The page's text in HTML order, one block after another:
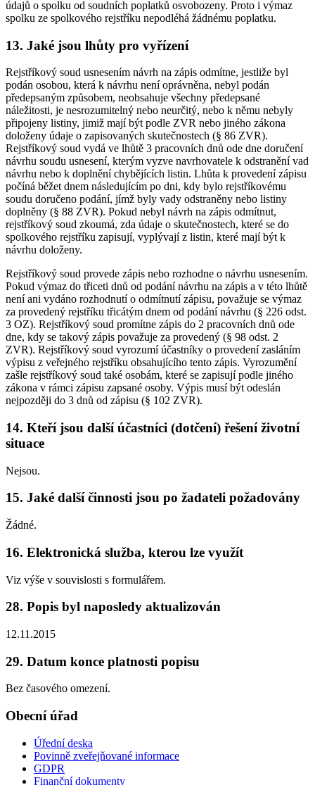
údajů o spolku od soudních poplatků osvobozeny. Proto i výmaz
spolku ze spolkového rejstříku nepodléhá žádnému poplatku.
13. Jaké jsou lhůty pro vyřízení
Rejstříkový soud usnesením návrh na zápis odmítne, jestliže byl
podán osobou, která k návrhu není oprávněna, nebyl podán
předepsaným způsobem, neobsahuje všechny předepsané
náležitosti, je nesrozumitelný nebo neurčitý, nebo k němu nebyly
připojeny listiny, jimiž mají být podle ZVR nebo jiného zákona
doloženy údaje o zapisovaných skutečnostech (§ 86 ZVR).
Rejstříkový soud vydá ve lhůtě 3 pracovních dnů ode dne doručení
návrhu soudu usnesení, kterým vyzve navrhovatele k odstranění vad
návrhu nebo k doplnění chybějících listin. Lhůta k provedení zápisu
počíná běžet dnem následujícím po dni, kdy bylo rejstříkovému
soudu doručeno podání, jímž byly vady odstraněny nebo listiny
doplněny (§ 88 ZVR). Pokud nebyl návrh na zápis odmítnut,
rejstříkový soud zkoumá, zda údaje o skutečnostech, které se do
spolkového rejstříku zapisují, vyplývají z listin, které mají být k
návrhu doloženy.
Rejstříkový soud provede zápis nebo rozhodne o návrhu usnesením.
Pokud výmaz do třiceti dnů od podání návrhu na zápis a v této lhůtě
není ani vydáno rozhodnutí o odmítnutí zápisu, považuje se výmaz
za provedený rejstříku třicátým dnem od podání návrhu (§ 226 odst.
3 OZ). Rejstříkový soud promítne zápis do 2 pracovních dnů ode
dne, kdy se takový zápis považuje za provedený (§ 98 odst. 2
ZVR). Rejstříkový soud vyrozumí účastníky o provedení zasláním
výpisu z veřejného rejstříku obsahujícího tento zápis. Vyrozumění
zašle rejstříkový soud také osobám, které se zapisují podle jiného
zákona v rámci zápisu zapsané osoby. Výpis musí být odeslán
nejpozději do 3 dnů od zápisu (§ 102 ZVR).
14. Kteří jsou další účastníci (dotčení) řešení životní
situace
Nejsou.
15. Jaké další činnosti jsou po žadateli požadovány
Žádné.
16. Elektronická služba, kterou lze využít
Viz výše v souvislosti s formulářem.
28. Popis byl naposledy aktualizován
12.11.2015
29. Datum konce platnosti popisu
Bez časového omezení.
Obecní úřad
Úřední deska
Povinně zveřejňované informace
GDPR
Finanční dokumenty